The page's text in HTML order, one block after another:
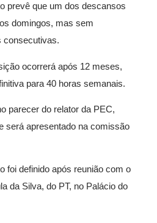
prevê que um dos descansos
domingos, mas sem
consecutivas.
ocorrerá após 12 meses,
para 40 horas semanais.
parecer do relator da PEC,
será apresentado na comissão
foi definido após reunião com o
da Silva, do PT, no Palácio do